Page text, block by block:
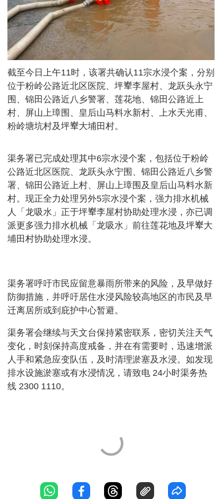
截至今日上午11时，该署共确认11宗水浸个案，分别
位于粉岭公路近北区医院、坪𪨶李屋村、龙跃头永宁
围、锦田公路近八乡警署、莲花地、锦田公路近上
村、屏山上璋围、皇后山马料水新村、上水天光甫、
粉岭塘坑村及坪𪨶大埔田村。
渠务署已完成处理其中6宗水浸个案，包括位于粉岭
公路近北区医院、龙跃头永宁围、锦田公路近八乡警
署、锦田公路近上村、屏山上璋围及皇后山马料水新
村。现正全力处理另外5宗水浸个案，强力排水机械
人「龙吸水」正于坪𪨶李屋村协助处理水浸，亦已调
派更多强力排水机械「龙吸水」前往莲花地及坪𪨶大
埔田村协助处理水浸。
渠务署呼吁市民应留意暴雨所带来的风险，及早做好
防御措施，并呼吁居住水浸风险较高地区的市民及早
迁离居所或到庇护中心暂避。
渠务署会继续与天文台保持紧密联系，密切关注天气
变化，时刻保持高度戒备，并在有需要时，迅速增派
人手和紧急应变队伍，及时清理淤塞及水浸。如发现
排水设施淤塞或有水浸情况，请致电 24小时渠务热
线 2300 1110。